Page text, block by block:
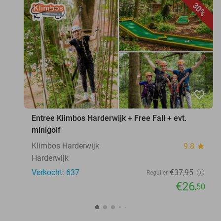
30%
favorite_border
Entree Klimbos Harderwijk + Free Fall + evt.
minigolf
Klimbos Harderwijk
9.8 star
Harderwijk
Verkocht: 637
Regulier €37,95
€26,50